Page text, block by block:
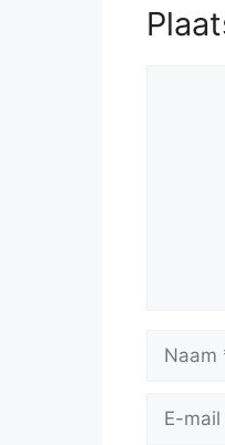
mail